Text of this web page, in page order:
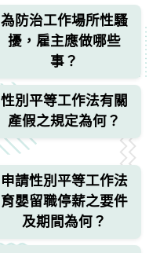
為防治工作場所性騷
擾，雇主應做哪些
事？
性別平等工作法有關
產假之規定為何？
申請性別平等工作法
育嬰留職停薪之要件
及期間為何？